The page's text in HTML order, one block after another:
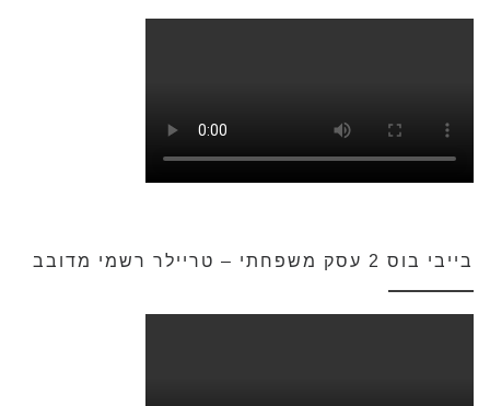
בייבי בוס 2 עסק משפחתי – טריילר רשמי מדובב